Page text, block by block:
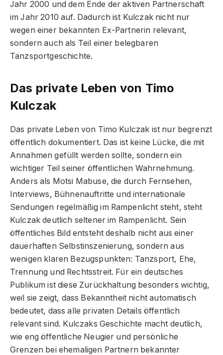
Jahr 2000 und dem Ende der aktiven Partnerschaft
im Jahr 2010 auf. Dadurch ist Kulczak nicht nur
wegen einer bekannten Ex-Partnerin relevant,
sondern auch als Teil einer belegbaren
Tanzsportgeschichte.
Das private Leben von Timo
Kulczak
Das private Leben von Timo Kulczak ist nur begrenzt
öffentlich dokumentiert. Das ist keine Lücke, die mit
Annahmen gefüllt werden sollte, sondern ein
wichtiger Teil seiner öffentlichen Wahrnehmung.
Anders als Motsi Mabuse, die durch Fernsehen,
Interviews, Bühnenauftritte und internationale
Sendungen regelmäßig im Rampenlicht steht, steht
Kulczak deutlich seltener im Rampenlicht. Sein
öffentliches Bild entsteht deshalb nicht aus einer
dauerhaften Selbstinszenierung, sondern aus
wenigen klaren Bezugspunkten: Tanzsport, Ehe,
Trennung und Rechtsstreit. Für ein deutsches
Publikum ist diese Zurückhaltung besonders wichtig,
weil sie zeigt, dass Bekanntheit nicht automatisch
bedeutet, dass alle privaten Details öffentlich
relevant sind. Kulczaks Geschichte macht deutlich,
wie eng öffentliche Neugier und persönliche
Grenzen bei ehemaligen Partnern bekannter